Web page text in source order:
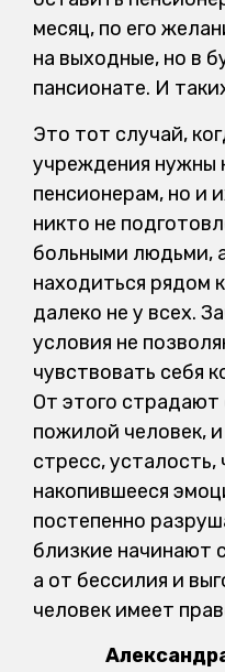
месяц, по его
на выходные, но в
пансионате. И
Это тот случай,
учреждения нужны
пенсионерам, но и
никто не
больными людьми,
находиться рядом
далеко не у всех.
условия не
чувствовать себя
От этого
пожилой человек,
стресс, усталость,
накопившееся
постепенно
близкие начинают
а от бессилия и
человек имеет